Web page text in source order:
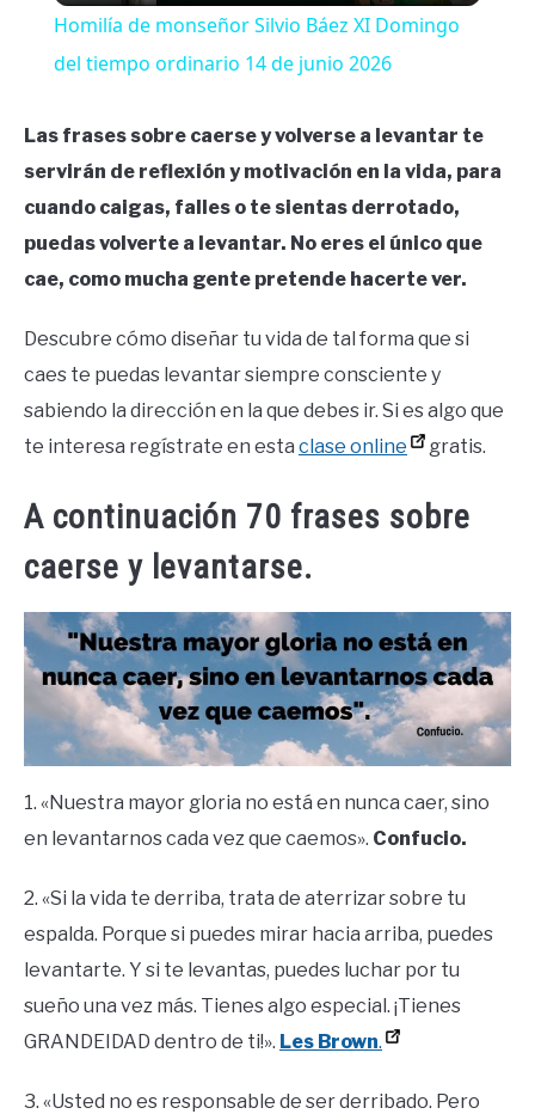
Homilía de monseñor Silvio Báez XI Domingo
del tiempo ordinario 14 de junio 2026
Las frases sobre caerse y volverse a levantar te
servirán de reflexión y motivación en la vida, para
cuando caigas, falles o te sientas derrotado,
puedas volverte a levantar. No eres el único que
cae, como mucha gente pretende hacerte ver.
Descubre cómo diseñar tu vida de tal forma que si
caes te puedas levantar siempre consciente y
sabiendo la dirección en la que debes ir. Si es algo que
te interesa regístrate en esta clase online gratis.
A continuación 70 frases sobre
caerse y levantarse.
1. «Nuestra mayor gloria no está en nunca caer, sino
en levantarnos cada vez que caemos». Confucio.
2. «Si la vida te derriba, trata de aterrizar sobre tu
espalda. Porque si puedes mirar hacia arriba, puedes
levantarte. Y si te levantas, puedes luchar por tu
sueño una vez más. Tienes algo especial. ¡Tienes
GRANDEIDAD dentro de ti!». Les Brown.
3. «Usted no es responsable de ser derribado. Pero